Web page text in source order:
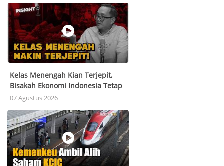
Kelas Menengah Kian Terjepit,
Bisakah Ekonomi Indonesia Tetap
Tumbuh?
07 Agustus 2026